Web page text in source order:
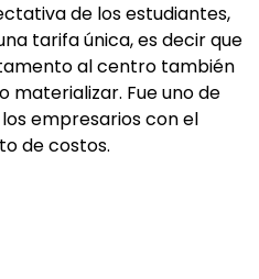
de los estudiantes,
tarifa única, es decir que
al centro también
materializar. Fue uno de
empresarios con el
de costos.